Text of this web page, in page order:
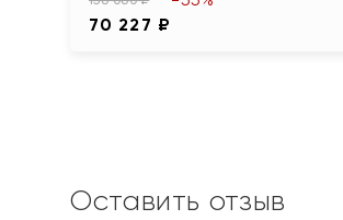
70 227 ₽
Оставить отзыв